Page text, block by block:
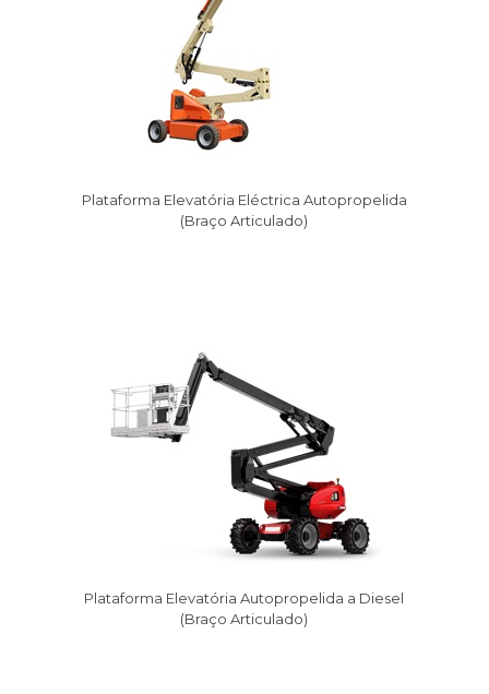
Plataforma Elevatória Eléctrica Autopropelida
(Braço Articulado)
Plataforma Elevatória Autopropelida a Diesel
(Braço Articulado)